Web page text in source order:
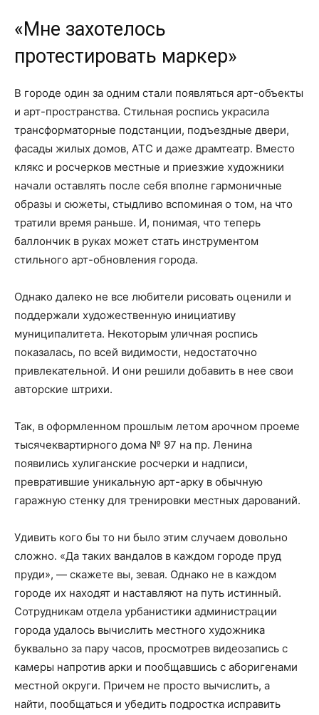
«Мне захотелось
протестировать маркер»
В городе один за одним стали появляться арт-объекты
и арт-пространства. Стильная роспись украсила
трансформаторные подстанции, подъездные двери,
фасады жилых домов, АТС и даже драмтеатр. Вместо
клякс и росчерков местные и приезжие художники
начали оставлять после себя вполне гармоничные
образы и сюжеты, стыдливо вспоминая о том, на что
тратили время раньше. И, понимая, что теперь
баллончик в руках может стать инструментом
стильного арт-обновления города.
Однако далеко не все любители рисовать оценили и
поддержали художественную инициативу
муниципалитета. Некоторым уличная роспись
показалась, по всей видимости, недостаточно
привлекательной. И они решили добавить в нее свои
авторские штрихи.
Так, в оформленном прошлым летом арочном проеме
тысячеквартирного дома № 97 на пр. Ленина
появились хулиганские росчерки и надписи,
превратившие уникальную арт-арку в обычную
гаражную стенку для тренировки местных дарований.
Удивить кого бы то ни было этим случаем довольно
сложно. «Да таких вандалов в каждом городе пруд
пруди», — скажете вы, зевая. Однако не в каждом
городе их находят и наставляют на путь истинный.
Сотрудникам отдела урбанистики администрации
города удалось вычислить местного художника
буквально за пару часов, просмотрев видеозапись с
камеры напротив арки и пообщавшись с аборигенами
местной округи. Причем не просто вычислить, а
найти, пообщаться и убедить подростка исправить